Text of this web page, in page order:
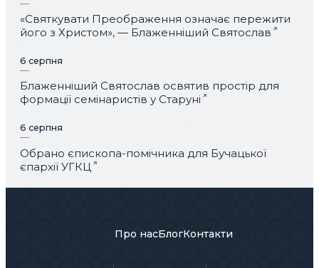
«Святкувати Преображення означає пережити
його з Христом», — Блаженніший Святослав
6 серпня
Блаженніший Святослав освятив простір для
формації семінаристів у Старуні
6 серпня
Обрано єпископа-помічника для Бучацької
єпархії УГКЦ
Про насБлогКонтакти